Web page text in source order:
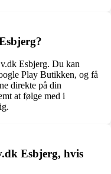
Esbjerg. Du kan
Play Butikken, og få
direkte på din
at følge med i
Esbjerg, hvis